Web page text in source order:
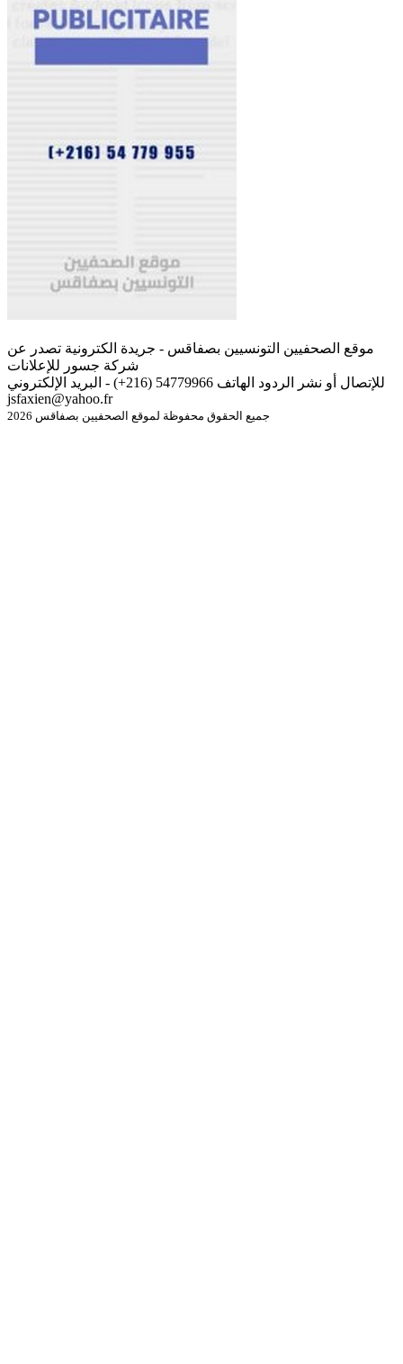
موقع الصحفيين التونسيين بصفاقس - جريدة الكترونية تصدر عن
شركة جسور للإعلانات
للإتصال أو نشر الردود الهاتف 54779966 (216+) - البريد الإلكتروني
jsfaxien@yahoo.fr
جميع الحقوق محفوظة لموقع الصحفيين بصفاقس 2026